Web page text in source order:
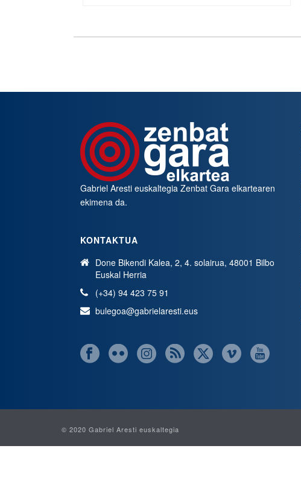
Gabriel Aresti euskaltegia Zenbat Gara elkartearen
ekimena da.
KONTAKTUA
Done Bikendi Kalea, 2, 4. solairua, 48001 Bilbo
Euskal Herria
(+34) 94 423 75 91
bulegoa@gabrielaresti.eus
© 2020 Gabriel Aresti euskaltegia